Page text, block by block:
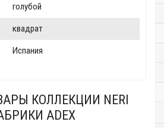
голубой
квадрат
Испания
КОЛЛЕКЦИИ NERI
ADEX